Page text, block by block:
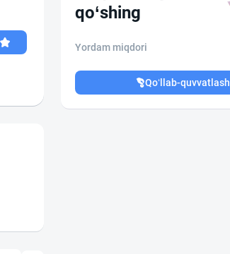
qo‘shing
Yordam miqdori
Qo‘llab-quvvatlash